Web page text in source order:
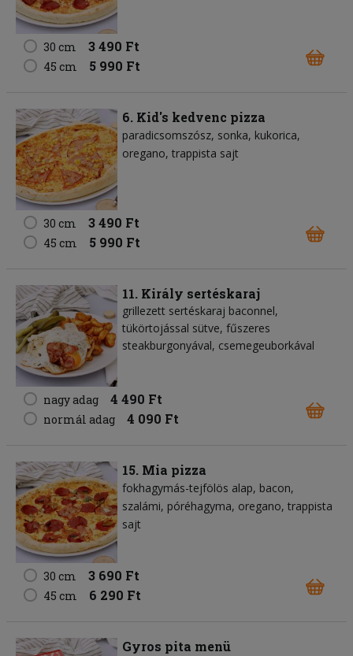
30 cm 3 490 Ft
45 cm 5 990 Ft
6. Kid's kedvenc pizza
paradicsomszósz sonka kukorica
oregano trappista sajt
30 cm 3 490 Ft
45 cm 5 990 Ft
11. Király sertéskaraj
grillezett sertéskaraj baconnel,
tükörtojással sütve, fűszeres
steakburgonyával, csemegeuborkával
nagy adag 4 490 Ft
normál adag 4 090 Ft
15. Mia pizza
fokhagymás-tejfölös alap bacon
szalámi póréhagyma oregano trappista
sajt
30 cm 3 690 Ft
45 cm 6 290 Ft
Gyros pita menü